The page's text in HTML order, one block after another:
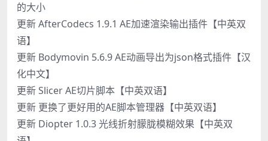
的大小
更新 AfterCodecs 1.9.1 AE加速渲染输出插件【中英双
语】
更新 Bodymovin 5.6.9 AE动画导出为json格式插件【汉
化中文】
更新 Slicer AE切片脚本【中英双语】
更新 更换了更好用的AE脚本管理器【中英双语】
更新 Diopter 1.0.3 光线折射朦胧模糊效果【中英双